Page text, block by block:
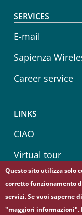
SERVICES
E-mail
Sapienza
Career service
LINKS
CIAO
Virtual tour
Sapienza Store
Questo sito utilizza solo
corretto funzionamento
servizi. Se vuoi saperne
"maggiori informazioni".